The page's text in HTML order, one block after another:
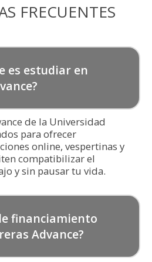
FRECUENTES
es estudiar en
de la Universidad
para ofrecer
online, vespertinas y
compatibilizar el
y sin pausar tu vida.
financiamiento
Advance?